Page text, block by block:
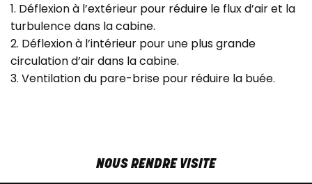
1. Déflexion à l’extérieur pour réduire le flux d’air et la
turbulence dans la cabine.
2. Déflexion à l’intérieur pour une plus grande
circulation d’air dans la cabine.
3. Ventilation du pare-brise pour réduire la buée.
NOUS RENDRE VISITE